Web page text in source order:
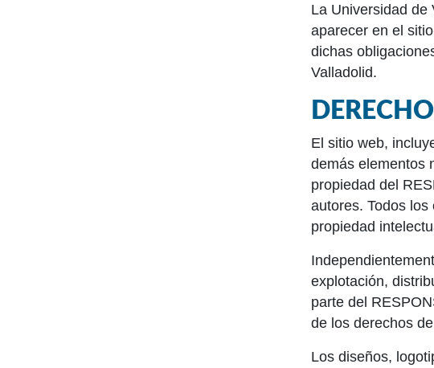
La Universidad de
aparecer en el
dichas
Valladolid.
El sitio web,
demás elementos
propiedad del
autores. Todos
propiedad
explotación,
parte del
de los derechos
Los diseños,